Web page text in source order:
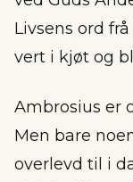
Livsens ord
vert i kjøt og
Ambrosius er
Men bare
overlevd til i